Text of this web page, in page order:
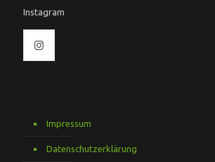
Instagram
Impressum
Datenschutzerklärung